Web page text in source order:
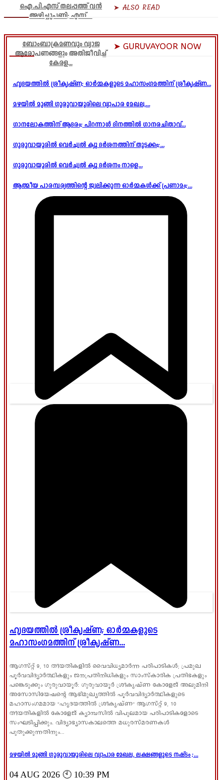
ഐ.പി.എസ് തലപ്പത്ത് വൻ
അഴിച്ചുപണി; എസ്....
ബോംബാക്രമണവും വ്യാജ
ആരോപണങ്ങളും അതിജീവിച്ച്
കേരള...
➤ ALSO READ
ഹൃദയത്തിൽ ശ്രീകൃഷ്ണ; ഓർമ്മകളുടെ മഹാസംഗമത്തിന് ശ്രീകൃഷ്ണ...
മഴയിൽ മുങ്ങി ഗുരുവായൂരിലെ വ്യാപാര മേഖല,...
ഗാനലോകത്തിന് ആദരം; പിറന്നാൾ ദിനത്തിൽ ഗാനരചിതാവ്...
ഗുരുവായൂരിൽ വെർച്വൽ ക്യൂ ദർശനത്തിന് തുടക്കം;...
ഗുരുവായൂരിൽ വെർച്വൽ ക്യൂ ദർശനം നാളെ...
ആത്മീയ പാരമ്പര്യത്തിന്റെ ജ്വലിക്കുന്ന ഓർമ്മകൾക്ക് പ്രണാമം;...
➤ GURUVAYOOR NOW
ഹൃദയത്തിൽ ശ്രീകൃഷ്ണ; ഓർമ്മകളുടെ
മഹാസംഗമത്തിന് ശ്രീകൃഷ്ണ...
ആഗസ്റ്റ് 9, 10 തീയതികളിൽ വൈവിധ്യമാർന്ന പരിപാടികൾ; പ്രമുഖ
പൂർവവിദ്യാർത്ഥികളും ജനപ്രതിനിധികളും സാംസ്കാരിക പ്രതിഭകളും
പങ്കെടുക്കും ഗുരുവായൂർ: ഗുരുവായൂർ ശ്രീകൃഷ്ണ കോളേജ് അലുമിനി
അസോസിയേഷന്റെ ആഭിമുഖ്യത്തിൽ പൂർവവിദ്യാർത്ഥികളുടെ
മഹാസംഗമമായ "ഹൃദയത്തിൽ ശ്രീകൃഷ്ണ" ആഗസ്റ്റ് 9, 10
തീയതികളിൽ കോളേജ് ക്യാമ്പസിൽ വിപുലമായ പരിപാടികളോടെ
സംഘടിപ്പിക്കും. വിദ്യാഭ്യാസകാലത്തെ മധുരസ്മരണകൾ
പുതുക്കുന്നതിനും...
മഴയിൽ മുങ്ങി ഗുരുവായൂരിലെ വ്യാപാര മേഖല, ലക്ഷങ്ങളുടെ നഷ്ടം ;...
04 AUG 2026 🕙 10:39 PM